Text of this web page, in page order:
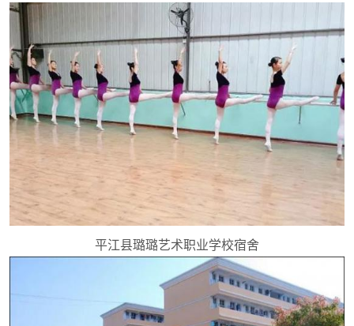
平江县璐璐艺术职业学校宿舍